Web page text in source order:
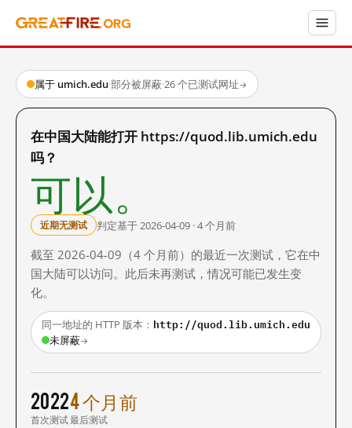
属于 umich.edu·部分被屏蔽·26 个已测试网址→
在中国大陆能打开 https://quod.lib.umich.edu
吗？
可以。
近期无测试 判定基于 2026-04-09 · 4 个月前
截至 2026-04-09（4 个月前）的最近一次测试，它在中
国大陆可以访问。此后未再测试，情况可能已发生变
化。
同一地址的 HTTP 版本： http://quod.lib.umich.edu
未屏蔽→
2022
首次测试
4 个月前
最后测试